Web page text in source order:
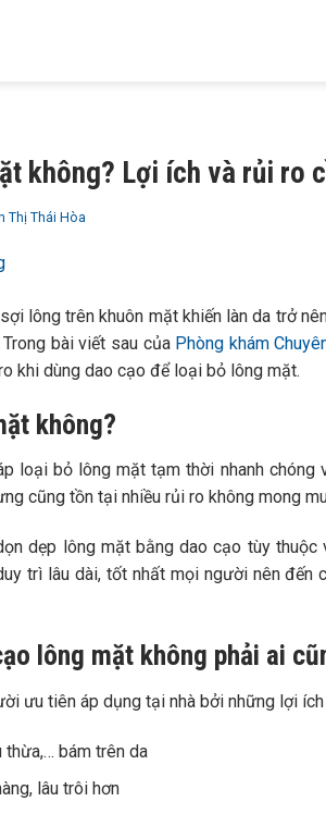
không? Lợi ích và rủi ro
Thị Thái Hòa
lông trên khuôn mặt khiến làn da trở
Trong bài viết sau của Phòng khám
khi dùng dao cạo để loại bỏ lông mặt.
không?
loại bỏ lông mặt tạm thời nhanh
cũng tồn tại nhiều rủi ro không mong
dẹp lông mặt bằng dao cạo tùy thuộc
trì lâu dài, tốt nhất mọi người nên
lông mặt không phải ai
ưu tiên áp dụng tại nhà bởi những lợi
thừa,… bám trên da
lâu trôi hơn